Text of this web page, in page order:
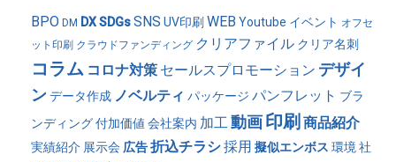
BPO DM DXSDGsSNS UV印刷 WEB Youtube イベント オフセ
ット印刷 クラウドファンディング クリアファイル クリア名刺
コラム コロナ対策 セールスプロモーション デザイ
ンデータ作成 ノベルティ パッケージ パンフレット ブラ
ンディング付加価値 会社案内 加工動画印刷 商品紹介
実績紹介 展示会 広告折込チラシ採用 擬似エンボス 環境 社